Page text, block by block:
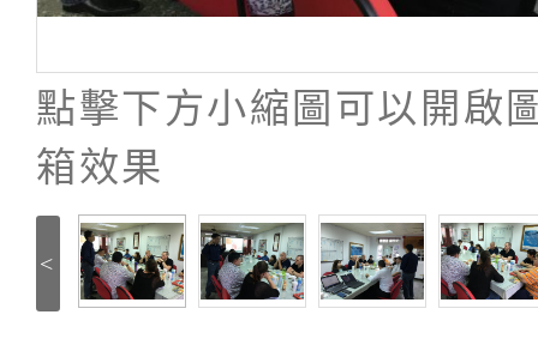
點擊下方小縮圖可以開啟
箱效果
<